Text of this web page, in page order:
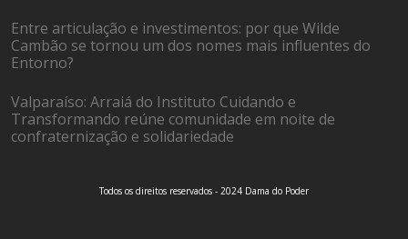
Entre articulação e investimentos: por que Wilde
Cambão se tornou um dos nomes mais influentes do
Entorno?
Valparaíso: Arraiá do Instituto Cuidando e
Transformando reúne comunidade em noite de
confraternização e solidariedade
Todos os direitos reservados - 2024 Dama do Poder